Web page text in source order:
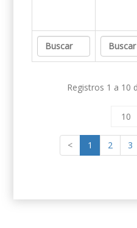
Registros 1 a 10
< 1 2 3